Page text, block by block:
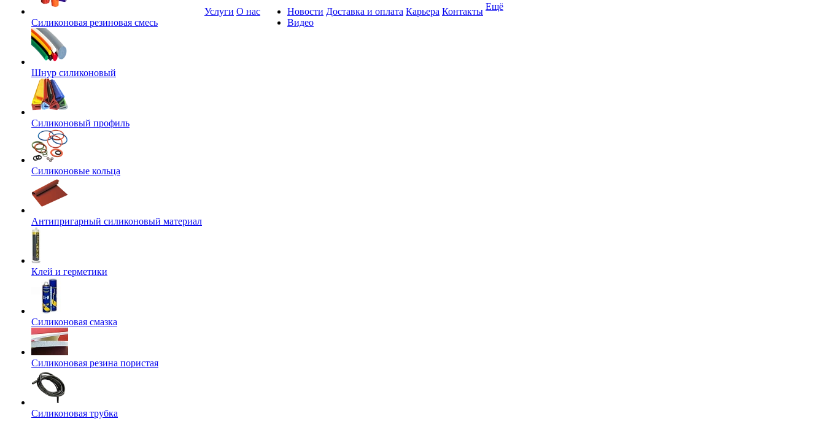
Силиконовая резиновая смесь
Шнур силиконовый
Силиконовый профиль
Силиконовые кольца
Антипригарный силиконовый материал
Клей и герметики
Силиконовая смазка
Силиконовая резина пористая
Силиконовая трубка
Услуги О нас
Новости
Видео
Доставка и оплата Карьера Контакты Ещё